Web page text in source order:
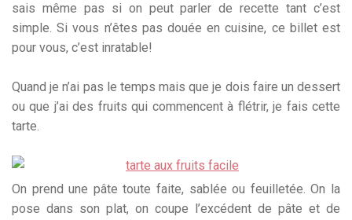
sais même pas si on peut parler de recette tant c’est
simple. Si vous n’êtes pas douée en cuisine, ce billet est
pour vous, c’est inratable!
Quand je n’ai pas le temps mais que je dois faire un dessert
ou que j’ai des fruits qui commencent à flétrir, je fais cette
tarte.
On prend une pâte toute faite, sablée ou feuilletée. On la
pose dans son plat, on coupe l’excédent de pâte et de